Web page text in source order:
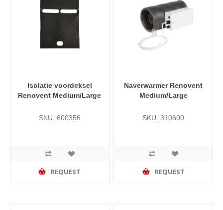
Isolatie voordeksel
Renovent Medium/Large
SKU: 600356
REQUEST
Naverwarmer Renovent
Medium/Large
SKU: 310600
REQUEST